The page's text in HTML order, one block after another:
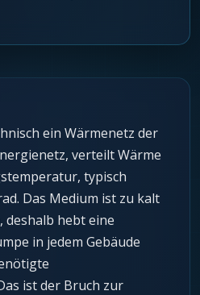
ein Wärmenetz der
verteilt Wärme
typisch
Das Medium ist zu kalt
deshalb hebt eine
in jedem Gebäude
ist der Bruch zur